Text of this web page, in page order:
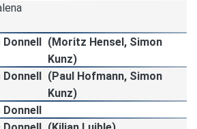
Donnell (Moritz Hensel, Simon
Kunz)
Donnell (Paul Hofmann, Simon
Kunz)
Donnell